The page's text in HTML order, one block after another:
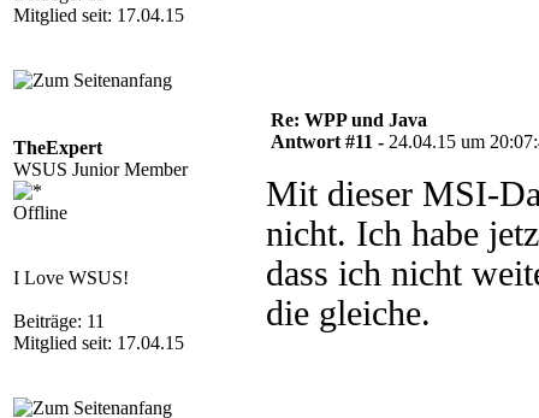
Mitglied seit: 17.04.15
TheExpert
WSUS Junior Member
Offline
I Love WSUS!
Beiträge: 11
Mitglied seit: 17.04.15
Re: WPP und Java
Antwort #11 - 24.04.15 um
Mit dieser MSI-
nicht. Ich habe
dass ich nicht
die gleiche.